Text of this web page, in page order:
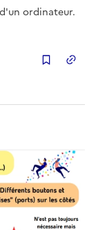
ordinateur.